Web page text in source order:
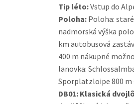
Tip léto:Vstup do
Poloha: Poloha:
nadmorská výška
km autobusová
400 m nákupné
lanovka:
Sporplatzloipe 800 m
DB01: Klasická